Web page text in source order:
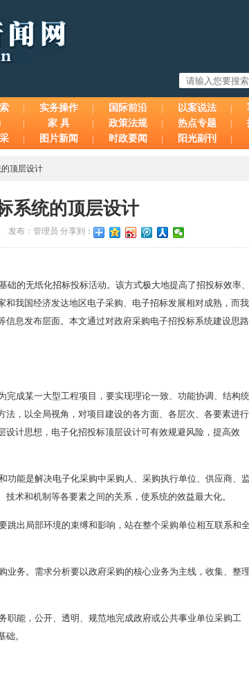
实务操作 国际前沿 以案说法
家 具 政策法规 热点专题
图片新闻 时政要闻 阳光副刊
顶层设计
系统的顶层设计
发布：管理员 分享到：
的无纸化招标投标活动。该方式极大地提高了招投标效率、
我国经济发达地区电子采购、电子招标发展相对成熟，而我
息发布层面。本文通过对政府采购电子招投标系统建设思路
完成某一大型工程项目，要实现理论一致、功能协调、结构统
，以全局视角，对项目建设的各方面、各层次、各要素进行
计思想，电子化招投标顶层设计可有效规避风险，提高效
功能是解决电子化采购中采购人、采购执行单位、供应商、
术和机制等各要素之间的关系，使系统的效益最大化。
跳出局部环境的束缚和影响，站在整个采购单位相互联系和
业务。需求分析要以政府采购的核心业务为主线，收集、整理
职能，公开、透明、规范地完成政府或公共事业单位采购工
。